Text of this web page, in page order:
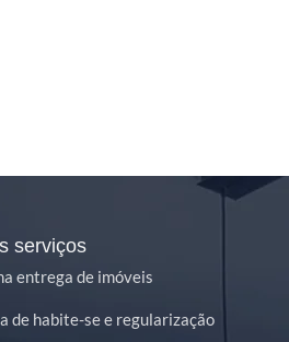
serviços
entrega de imóveis
de habite-se e regularização